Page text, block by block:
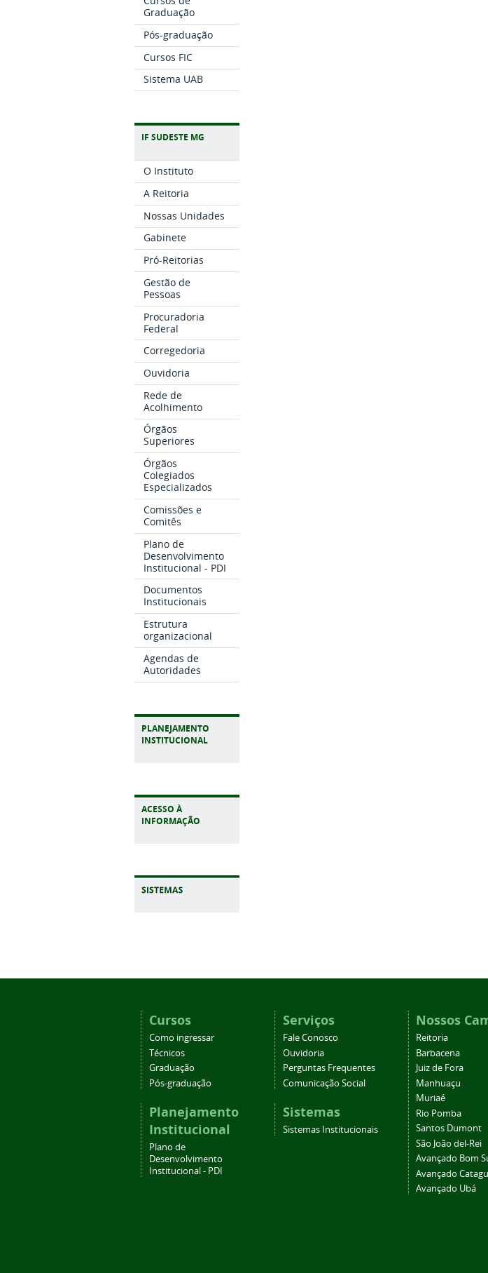
Graduação
Pós-graduação
Cursos FIC
Sistema UAB
IF SUDESTE MG
O Instituto
A Reitoria
Nossas Unidades
Gabinete
Pró-Reitorias
Gestão de
Pessoas
Procuradoria
Federal
Corregedoria
Ouvidoria
Rede de
Acolhimento
Órgãos
Superiores
Órgãos
Colegiados
Especializados
Comissões e
Comitês
Plano de
Desenvolvimento
Institucional - PDI
Documentos
Institucionais
Estrutura
organizacional
Agendas de
Autoridades
PLANEJAMENTO
INSTITUCIONAL
ACESSO À
INFORMAÇÃO
Cursos
Como ingressar
Técnicos
Graduação
Pós-graduação
Planejamento
Institucional
Plano de
Desenvolvimento
Institucional - PDI
Serviços
Fale Conosco
Ouvidoria
Perguntas Frequentes
Comunicação Social
Sistemas
Sistemas Institucionais
Nossos
Reitoria
Barbacena
Juiz de Fora
Manhuaçu
Muriaé
Rio Pomba
Santos Dumont
São João del-Rei
Avançado Bom
Avançado
Avançado Ubá